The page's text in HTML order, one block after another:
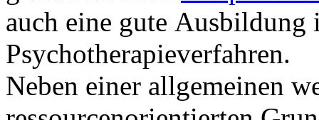
auch eine gute Ausbildung
Psychotherapieverfahren.
Neben einer allgemeinen